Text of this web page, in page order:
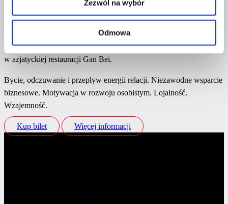
Zezwól na wybór
Odmowa
17 września w Warszawieorganizujemy śniadanie networkingowe
w azjatyckiej restauracji Gan Bei.
Bycie, odczuwanie i przepływ energii relacji. Niezawodne wsparcie
biznesowe. Motywacja w rozwoju osobistym. Lojalność.
Wzajemność.
Kup bilet Więcej informacji